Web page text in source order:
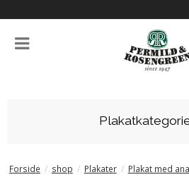
Forside / shop / Plakater / Plakat med